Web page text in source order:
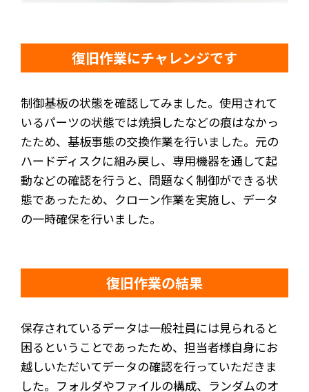
復旧作業にチャレンジです
制御基板の状態を確認してみました。使用されて
いるパーツの状態では焼損したなどの痕はなかっ
たため、基板事態の交換作業を行いました。元の
ハードディスクに組み戻し、専用機器を通して起
動などの確認を行うと、問題なく制御ができる状
態であったため、クローン作業を実施し、データ
の一時確保を行いました。
復旧作業の結果
保存されているデータは一般社員には見られると
困るということであったため、担当者様自身にお
越しいただいてデータの確認を行っていただきま
した。フォルダやファイルの構成、ランダムのオ